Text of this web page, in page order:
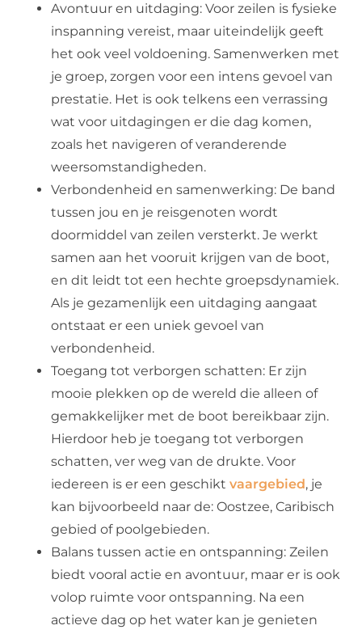
Avontuur en uitdaging: Voor zeilen is fysieke
inspanning vereist, maar uiteindelijk geeft
het ook veel voldoening. Samenwerken met
je groep, zorgen voor een intens gevoel van
prestatie. Het is ook telkens een verrassing
wat voor uitdagingen er die dag komen,
zoals het navigeren of veranderende
weersomstandigheden.
Verbondenheid en samenwerking: De band
tussen jou en je reisgenoten wordt
doormiddel van zeilen versterkt. Je werkt
samen aan het vooruit krijgen van de boot,
en dit leidt tot een hechte groepsdynamiek.
Als je gezamenlijk een uitdaging aangaat
ontstaat er een uniek gevoel van
verbondenheid.
Toegang tot verborgen schatten: Er zijn
mooie plekken op de wereld die alleen of
gemakkelijker met de boot bereikbaar zijn.
Hierdoor heb je toegang tot verborgen
schatten, ver weg van de drukte. Voor
iedereen is er een geschiktvaargebied , je
kan bijvoorbeeld naar de: Oostzee, Caribisch
gebied of poolgebieden.
Balans tussen actie en ontspanning: Zeilen
biedt vooral actie en avontuur, maar er is ook
volop ruimte voor ontspanning. Na een
actieve dag op het water kan je genieten